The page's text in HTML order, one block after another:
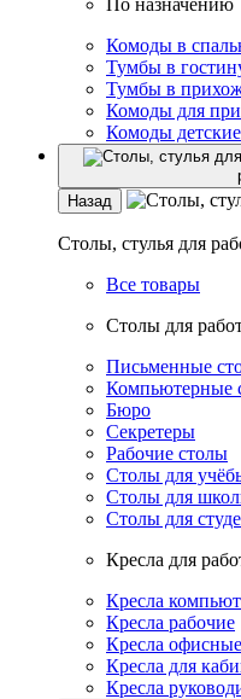
По назначению
Комоды в
Тумбы в
Тумбы в
Комоды для
Комоды детские
Назад
Столы, стулья для
Все товары
Столы для
Письменные
Компьютерные
Бюро
Секретеры
Рабочие столы
Столы для
Столы для
Столы для
Кресла для
Кресла
Кресла рабочие
Кресла офисные
Кресла для
Кресла